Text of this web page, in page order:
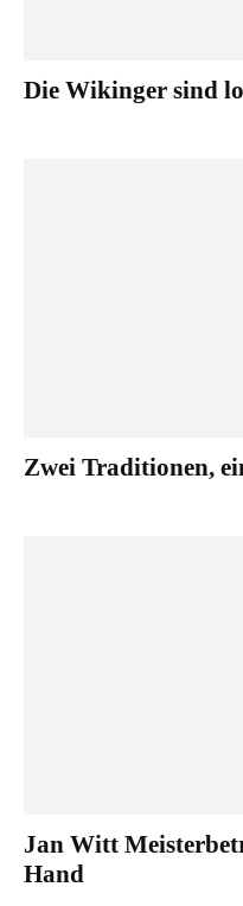
Die Wikinger sind
Zwei Traditionen,
Jan Witt
Hand